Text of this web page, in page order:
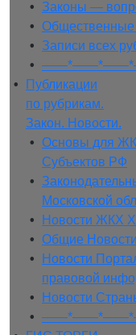
•
Законы —
• Общественные
•
Записи всех
•
•
Публикации
по рубрикам.
Закон. Новости.
• Основы для
Субъектов РФ
•
Московской
•
Новости ЖКХ
• Общие
•
Новости
правовой
•
Новости
•